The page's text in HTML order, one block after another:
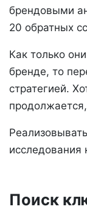
брендовыми
20 обратных
Как только
бренде, то
стратегией.
исследования
Поиск